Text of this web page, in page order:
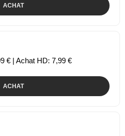
ACHAT
€ | Achat HD: 7,99 €
ACHAT